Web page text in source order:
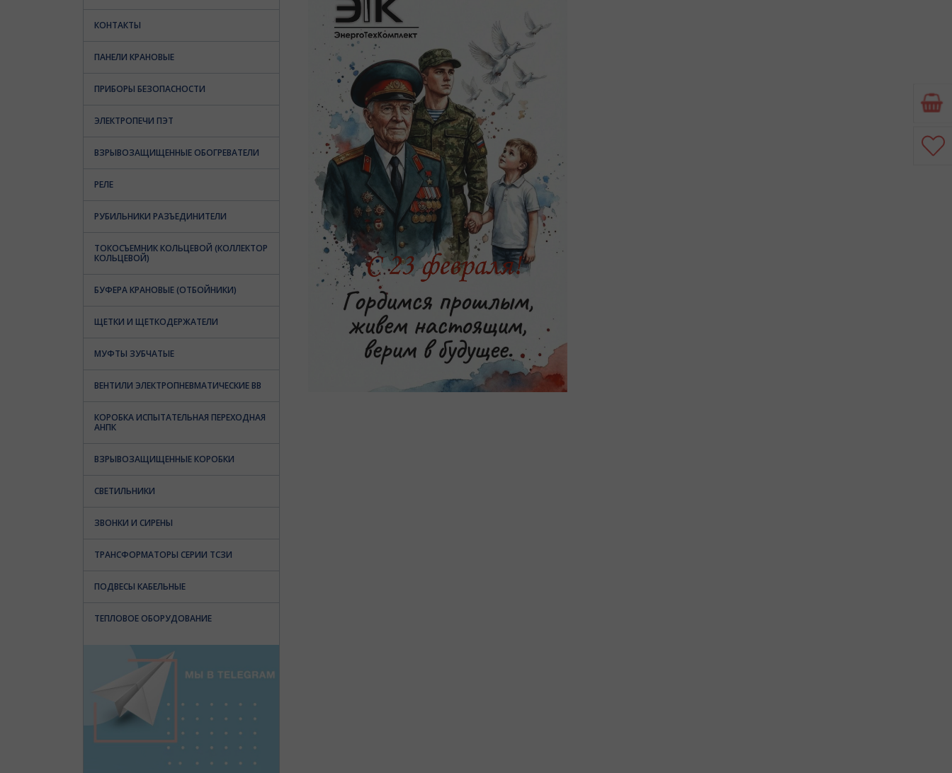
КОНТАКТЫ
ПАНЕЛИ КРАНОВЫЕ
ПРИБОРЫ БЕЗОПАСНОСТИ
ЭЛЕКТРОПЕЧИ ПЭТ
ВЗРЫВОЗАЩИЩЕННЫЕ ОБОГРЕВАТЕЛИ
РЕЛЕ
РУБИЛЬНИКИ РАЗЪЕДИНИТЕЛИ
ТОКОСЪЕМНИК КОЛЬЦЕВОЙ (КОЛЛЕКТОР
КОЛЬЦЕВОЙ)
БУФЕРА КРАНОВЫЕ (ОТБОЙНИКИ)
ЩЕТКИ И ЩЕТКОДЕРЖАТЕЛИ
МУФТЫ ЗУБЧАТЫЕ
ВЕНТИЛИ ЭЛЕКТРОПНЕВМАТИЧЕСКИЕ ВВ
КОРОБКА ИСПЫТАТЕЛЬНАЯ ПЕРЕХОДНАЯ
АНПК
ВЗРЫВОЗАЩИЩЕННЫЕ КОРОБКИ
СВЕТИЛЬНИКИ
ЗВОНКИ И СИРЕНЫ
ТРАНСФОРМАТОРЫ СЕРИИ ТСЗИ
ПОДВЕСЫ КАБЕЛЬНЫЕ
ТЕПЛОВОЕ ОБОРУДОВАНИЕ